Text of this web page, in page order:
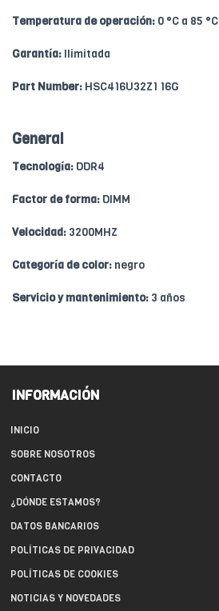
Temperatura de operación: 0 °C a 85 °C
Garantía: Ilimitada
Part Number: HSC416U32Z1 16G
General
Tecnología: DDR4
Factor de forma: DIMM
Velocidad: 3200MHZ
Categoría de color: negro
Servicio y mantenimiento: 3 años
INFORMACIÓN
INICIO
SOBRE NOSOTROS
CONTACTO
¿DÓNDE ESTAMOS?
DATOS BANCARIOS
POLÍTICAS DE PRIVACIDAD
POLÍTICAS DE COOKIES
NOTICIAS Y NOVEDADES